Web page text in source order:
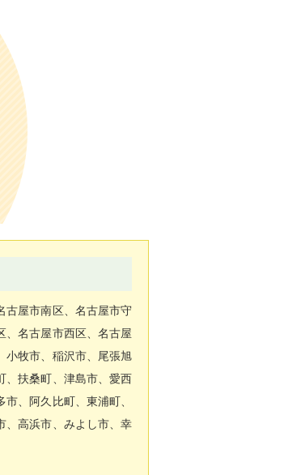
古屋市南区、名古屋市守
、名古屋市西区、名古屋
小牧市、稲沢市、尾張旭
、扶桑町、津島市、愛西
、阿久比町、東浦町、
、高浜市、みよし市、幸